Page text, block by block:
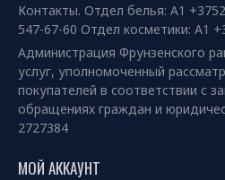
Контакты. Отдел белья: А1
547-67-60 Отдел косметики: А1
Администрация Фрунзенского
услуг, уполномоченный
покупателей в соответствии с
обращениях граждан и
2727384
МОЙ АККАУНТ